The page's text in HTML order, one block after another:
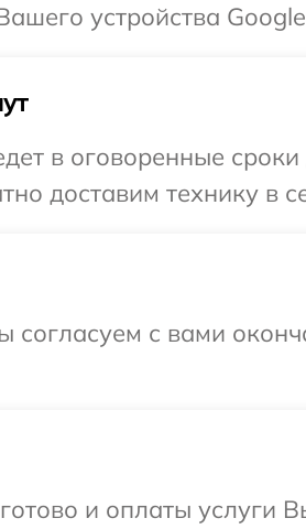
устройства
в оговоренные
доставим технику в
согласуем с вами
и оплаты услуги